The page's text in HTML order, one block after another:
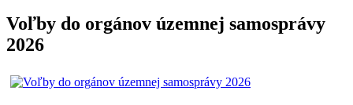
Voľby do orgánov územnej samosprávy
2026